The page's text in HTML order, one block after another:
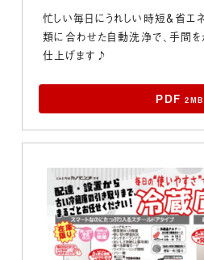
忙しい毎日にうれしい時短＆省エ
類に合わせた自動洗浄で、手間を
仕上げます♪
PDF 2MB